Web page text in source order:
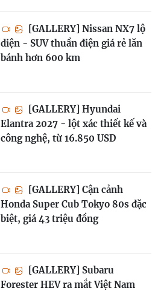
[GALLERY] Nissan NX7 lộ
diện - SUV thuần điện giá rẻ lăn
bánh hơn 600 km
[GALLERY] Hyundai
Elantra 2027 - lột xác thiết kế và
công nghệ, từ 16.850 USD
[GALLERY] Cận cảnh
Honda Super Cub Tokyo 80s đặc
biệt, giá 43 triệu đồng
[GALLERY] Subaru
Forester HEV ra mắt Việt Nam